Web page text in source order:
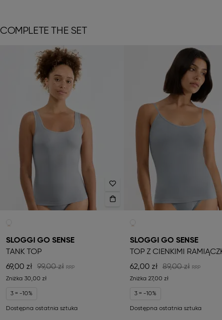
COMPLETE THE SET
SLOGGI GO SENSE
TANK TOP
69,00 zł
99,00 zł
Zniżka 30,00 zł
3 = -10%
Dostępna ostatnia sztuka
SLOGGI GO SENSE
TOP Z CIENKIMI
62,00 zł
89,00 zł
Zniżka 27,00 zł
3 = -10%
Dostępna ostatnia sztuka